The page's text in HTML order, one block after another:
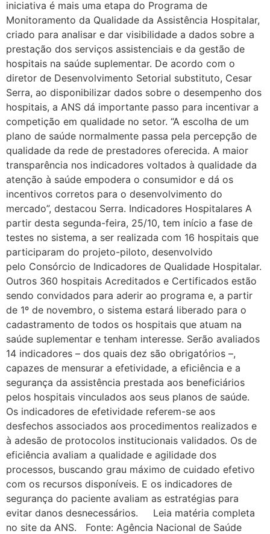
iniciativa é mais uma etapa do Programa de
Monitoramento da Qualidade da Assistência Hospitalar,
criado para analisar e dar visibilidade a dados sobre a
prestação dos serviços assistenciais e da gestão de
hospitais na saúde suplementar. De acordo com o
diretor de Desenvolvimento Setorial substituto, Cesar
Serra, ao disponibilizar dados sobre o desempenho dos
hospitais, a ANS dá importante passo para incentivar a
competição em qualidade no setor. “A escolha de um
plano de saúde normalmente passa pela percepção de
qualidade da rede de prestadores oferecida. A maior
transparência nos indicadores voltados à qualidade da
atenção à saúde empodera o consumidor e dá os
incentivos corretos para o desenvolvimento do
mercado”, destacou Serra. Indicadores Hospitalares A
partir desta segunda-feira, 25/10, tem início a fase de
testes no sistema, a ser realizada com 16 hospitais que
participaram do projeto-piloto, desenvolvido
pelo Consórcio de Indicadores de Qualidade Hospitalar.
Outros 360 hospitais Acreditados e Certificados estão
sendo convidados para aderir ao programa e, a partir
de 1º de novembro, o sistema estará liberado para o
cadastramento de todos os hospitais que atuam na
saúde suplementar e tenham interesse. Serão avaliados
14 indicadores – dos quais dez são obrigatórios –,
capazes de mensurar a efetividade, a eficiência e a
segurança da assistência prestada aos beneficiários
pelos hospitais vinculados aos seus planos de saúde.
Os indicadores de efetividade referem-se aos
desfechos associados aos procedimentos realizados e
à adesão de protocolos institucionais validados. Os de
eficiência avaliam a qualidade e agilidade dos
processos, buscando grau máximo de cuidado efetivo
com os recursos disponíveis. E os indicadores de
segurança do paciente avaliam as estratégias para
evitar danos desnecessários. Leia matéria completa
no site da ANS. Fonte: Agência Nacional de Saúde